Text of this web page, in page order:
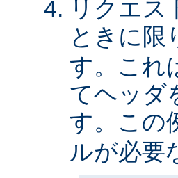
リクエス
ときに限
す。これ
てヘッダ
す。この
ルが必要